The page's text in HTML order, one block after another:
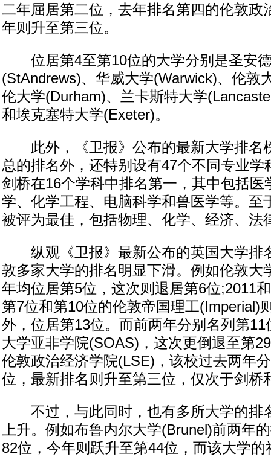
二年屈居第二位，去年排名第四的伦敦政
年则升至第三位。
位居第4至第10位的大学分别是圣安
(StAndrews)、华威大学(Warwick)、伦敦
伦大学(Durham)、兰卡斯特大学
和埃克塞特大学(Exeter)。
此外，《卫报》公布的最新大学排名
总的排名外，还特别设有47个不同专业学
剑桥在16个学科中排名第一，其中包括医
学、化学工程、电脑科学和兽医学等。至
被评为最佳，包括物理、化学、经济、法
纵观《卫报》最新公布的英国大学排
敦多家大学的排名明显下滑。例如伦敦大
年均位居第5位，这次则退居第6位;2011
第7位和第10位的伦敦帝国理工(Imperial)
外，位居第13位。而前两年分别名列第11
大学亚非学院(SOAS)，这次更倒退至第
伦敦政治经济学院(LSE)，该校过去两年
位，最新排名则升至第三位，仅次于剑桥
不过，与此同时，也有多所大学的排
上升。例如布鲁内尔大学(Brunel)前两年
82位，今年则跃升至第44位，而该大学